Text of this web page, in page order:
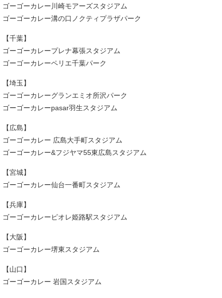
ゴーゴーカレー川崎モアーズスタジアム
ゴーゴーカレー溝の口ノクティプラザパーク
【千葉】
ゴーゴーカレープレナ幕張スタジアム
ゴーゴーカレーペリエ千葉パーク
【埼玉】
ゴーゴーカレーグランエミオ所沢パーク
ゴーゴーカレーpasar羽生スタジアム
【広島】
ゴーゴーカレー 広島大手町スタジアム
ゴーゴーカレー&フジヤマ55東広島スタジアム
【宮城】
ゴーゴーカレー仙台一番町スタジアム
【兵庫】
ゴーゴーカレーピオレ姫路駅スタジアム
【大阪】
ゴーゴーカレー堺東スタジアム
【山口】
ゴーゴーカレー 岩国スタジアム